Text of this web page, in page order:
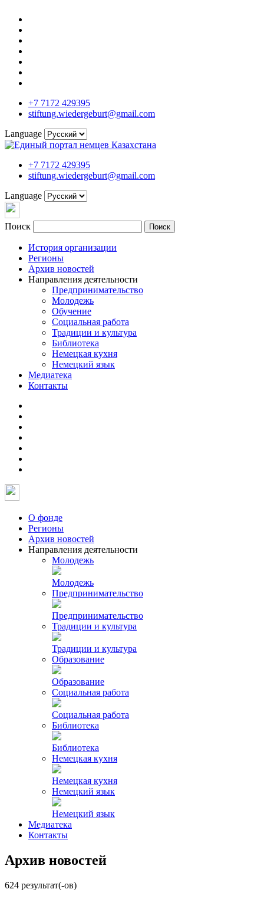
+7 7172 429395
stiftung.wiedergeburt@gmail.com
Language
+7 7172 429395
stiftung.wiedergeburt@gmail.com
Language
Поиск Поиск
История организации
Регионы
Архив новостей
Направления деятельности
Предпринимательство
Молодежь
Обучение
Социальная работа
Традиции и культура
Библиотека
Немецкая кухня
Немецкий язык
Медиатека
Контакты
О фонде
Регионы
Архив новостей
Направления деятельности
Молодежь
Молодежь
Предпринимательство
Предпринимательство
Традиции и культура
Традиции и культура
Образование
Образование
Социальная работа
Социальная работа
Библиотека
Библиотека
Немецкая кухня
Немецкая кухня
Немецкий язык
Немецкий язык
Медиатека
Контакты
Архив новостей
624 результат(-ов)